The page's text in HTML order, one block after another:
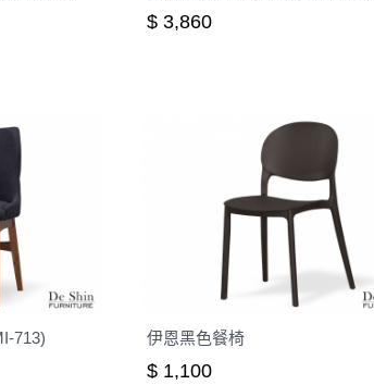
$ 3,860
713) 伊恩黑色餐椅
$ 1,100